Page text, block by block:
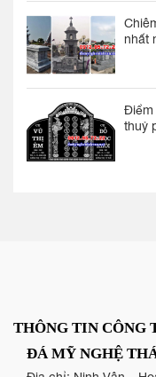
nhất
Điểm
thuỷ
THÔNG TIN CÔNG
ĐÁ MỸ NGHỆ